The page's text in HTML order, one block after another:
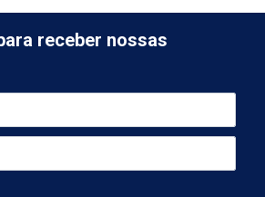
receber nossas